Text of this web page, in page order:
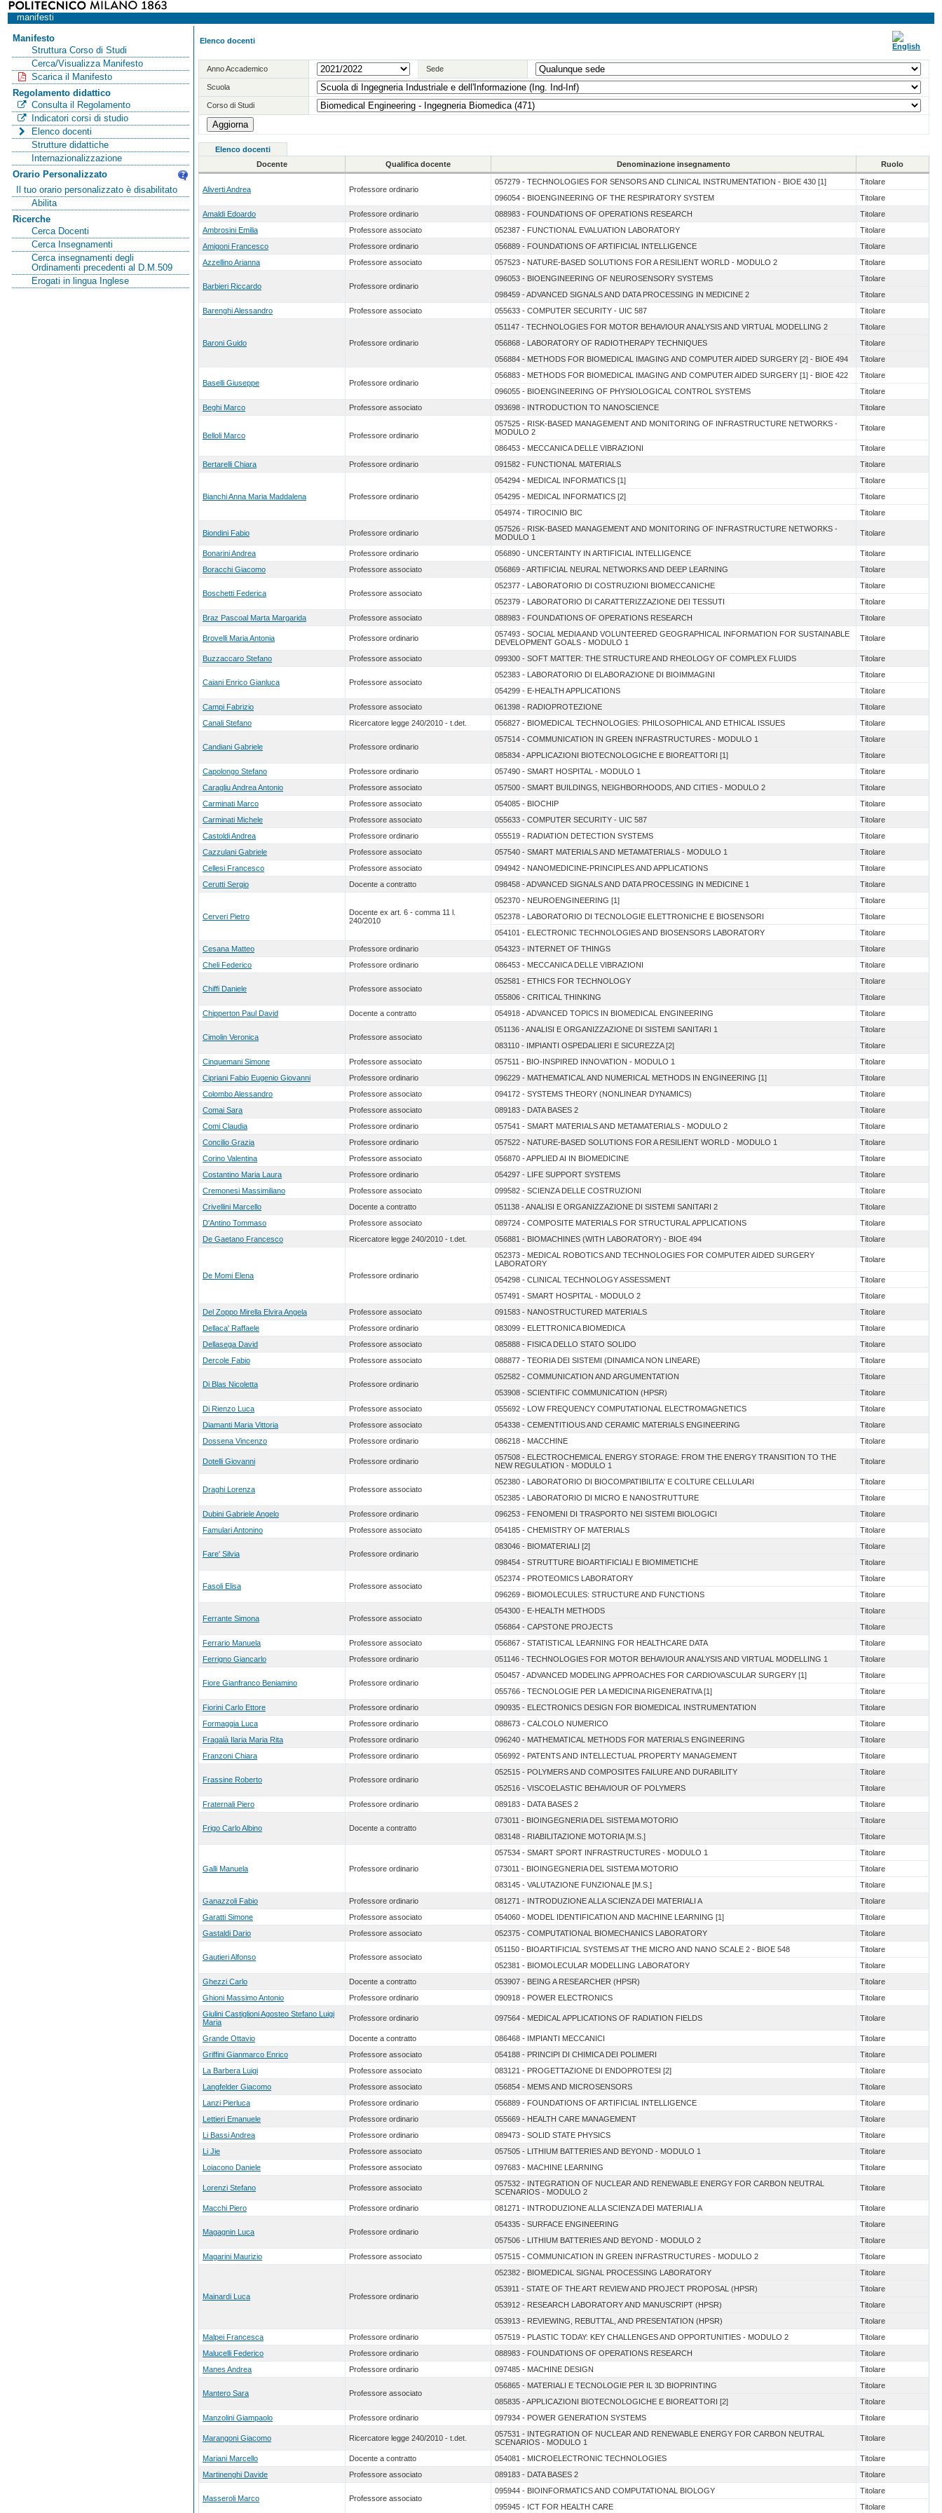
manifesti
Manifesto
Struttura Corso di Studi
Cerca/Visualizza Manifesto
Scarica il Manifesto
Regolamento didattico
Consulta il Regolamento
Indicatori corsi di studio
Elenco docenti
Strutture didattiche
Internazionalizzazione
Orario Personalizzato
Il tuo orario personalizzato è disabilitato
Abilita
Ricerche
Cerca Docenti
Cerca Insegnamenti
Cerca insegnamenti degli
Ordinamenti precedenti al D.M.509
Erogati in lingua Inglese
Elenco docenti
Anno Accademico Sede
Scuola
Corso di Studi
Elenco docenti
Docente
Qualifica docente Denominazione insegnamento Ruolo
Aliverti Andrea Professore ordinario
057279 - TECHNOLOGIES FOR SENSORS AND CLINICAL INSTRUMENTATION - BIOE 430 [1]
Titolare
096054 - BIOENGINEERING OF THE RESPIRATORY SYSTEM
Titolare
Amaldi Edoardo
Professore ordinario 088983 - FOUNDATIONS OF OPERATIONS RESEARCH
Titolare
Ambrosini Emilia
Professore associato 052387 - FUNCTIONAL EVALUATION LABORATORY
Titolare
Amigoni Francesco
Professore ordinario 056889 - FOUNDATIONS OF ARTIFICIAL INTELLIGENCE
Titolare
Azzellino Arianna
Professore associato 057523 - NATURE-BASED SOLUTIONS FOR A RESILIENT WORLD - MODULO 2 Titolare
Barbieri Riccardo Professore ordinario
096053 - BIOENGINEERING OF NEUROSENSORY SYSTEMS
Titolare
098459 - ADVANCED SIGNALS AND DATA PROCESSING IN MEDICINE 2
Titolare
Barenghi Alessandro
Professore associato 055633 - COMPUTER SECURITY - UIC 587 Titolare
Baroni Guido Professore ordinario
051147 - TECHNOLOGIES FOR MOTOR BEHAVIOUR ANALYSIS AND VIRTUAL MODELLING 2
Titolare
056868 - LABORATORY OF RADIOTHERAPY TECHNIQUES
Titolare
056884 - METHODS FOR BIOMEDICAL IMAGING AND COMPUTER AIDED SURGERY [2] - BIOE 494
Titolare
Baselli Giuseppe Professore ordinario
056883 - METHODS FOR BIOMEDICAL IMAGING AND COMPUTER AIDED SURGERY [1] - BIOE 422
Titolare
096055 - BIOENGINEERING OF PHYSIOLOGICAL CONTROL SYSTEMS
Titolare
Beghi Marco
Professore associato 093698 - INTRODUCTION TO NANOSCIENCE Titolare
Belloli Marco Professore ordinario
057525 - RISK-BASED MANAGEMENT AND MONITORING OF INFRASTRUCTURE NETWORKS -
MODULO 2
Titolare
086453 - MECCANICA DELLE VIBRAZIONI
Titolare
Bertarelli Chiara
Professore ordinario 091582 - FUNCTIONAL MATERIALS Titolare
Bianchi Anna Maria Maddalena Professore ordinario
054294 - MEDICAL INFORMATICS [1]
Titolare
054295 - MEDICAL INFORMATICS [2]
Titolare
054974 - TIROCINIO BIC
Titolare
Biondini Fabio Professore ordinario
057526 - RISK-BASED MANAGEMENT AND MONITORING OF INFRASTRUCTURE NETWORKS -
MODULO 1
Titolare
Bonarini Andrea Professore ordinario 056890 - UNCERTAINTY IN ARTIFICIAL INTELLIGENCE
Titolare
Boracchi Giacomo
Professore associato 056869 - ARTIFICIAL NEURAL NETWORKS AND DEEP LEARNING Titolare
Boschetti Federica Professore associato
052377 - LABORATORIO DI COSTRUZIONI BIOMECCANICHE
Titolare
052379 - LABORATORIO DI CARATTERIZZAZIONE DEI TESSUTI
Titolare
Braz Pascoal Marta Margarida
Professore associato 088983 - FOUNDATIONS OF OPERATIONS RESEARCH Titolare
Brovelli Maria Antonia Professore ordinario
057493 - SOCIAL MEDIA AND VOLUNTEERED GEOGRAPHICAL INFORMATION FOR SUSTAINABLE
DEVELOPMENT GOALS - MODULO 1
Titolare
Buzzaccaro Stefano Professore associato 099300 - SOFT MATTER: THE STRUCTURE AND RHEOLOGY OF COMPLEX FLUIDS Titolare
Caiani Enrico Gianluca Professore associato
052383 - LABORATORIO DI ELABORAZIONE DI BIOIMMAGINI
Titolare
054299 - E-HEALTH APPLICATIONS
Titolare
Campi Fabrizio
Professore associato 061398 - RADIOPROTEZIONE
Titolare
Canali Stefano
Ricercatore legge 240/2010 - t.det. 056827 - BIOMEDICAL TECHNOLOGIES: PHILOSOPHICAL AND ETHICAL ISSUES Titolare
Candiani Gabriele Professore ordinario
057514 - COMMUNICATION IN GREEN INFRASTRUCTURES - MODULO 1
Titolare
085834 - APPLICAZIONI BIOTECNOLOGICHE E BIOREATTORI [1]
Titolare
Capolongo Stefano
Professore ordinario 057490 - SMART HOSPITAL - MODULO 1
Titolare
Caragliu Andrea Antonio
Professore associato 057500 - SMART BUILDINGS, NEIGHBORHOODS, AND CITIES - MODULO 2
Titolare
Carminati Marco
Professore associato 054085 - BIOCHIP
Titolare
Carminati Michele
Professore associato 055633 - COMPUTER SECURITY - UIC 587
Titolare
Castoldi Andrea
Professore ordinario 055519 - RADIATION DETECTION SYSTEMS
Titolare
Cazzulani Gabriele
Professore associato 057540 - SMART MATERIALS AND METAMATERIALS - MODULO 1
Titolare
Cellesi Francesco
Professore associato 094942 - NANOMEDICINE-PRINCIPLES AND APPLICATIONS
Titolare
Cerutti Sergio
Docente a contratto 098458 - ADVANCED SIGNALS AND DATA PROCESSING IN MEDICINE 1 Titolare
Cerveri Pietro
Docente ex art. 6 - comma 11 l.
240/2010
052370 - NEUROENGINEERING [1]
Titolare
052378 - LABORATORIO DI TECNOLOGIE ELETTRONICHE E BIOSENSORI
Titolare
054101 - ELECTRONIC TECHNOLOGIES AND BIOSENSORS LABORATORY
Titolare
Cesana Matteo
Professore ordinario 054323 - INTERNET OF THINGS
Titolare
Cheli Federico
Professore ordinario 086453 - MECCANICA DELLE VIBRAZIONI Titolare
Chiffi Daniele Professore associato
052581 - ETHICS FOR TECHNOLOGY
Titolare
055806 - CRITICAL THINKING
Titolare
Chipperton Paul David
Docente a contratto 054918 - ADVANCED TOPICS IN BIOMEDICAL ENGINEERING Titolare
Cimolin Veronica Professore associato
051136 - ANALISI E ORGANIZZAZIONE DI SISTEMI SANITARI 1
Titolare
083110 - IMPIANTI OSPEDALIERI E SICUREZZA [2]
Titolare
Cinquemani Simone
Professore associato 057511 - BIO-INSPIRED INNOVATION - MODULO 1
Titolare
Cipriani Fabio Eugenio Giovanni
Professore ordinario 096229 - MATHEMATICAL AND NUMERICAL METHODS IN ENGINEERING [1]
Titolare
Colombo Alessandro
Professore associato 094172 - SYSTEMS THEORY (NONLINEAR DYNAMICS)
Titolare
Comai Sara
Professore associato 089183 - DATA BASES 2
Titolare
Comi Claudia
Professore ordinario 057541 - SMART MATERIALS AND METAMATERIALS - MODULO 2
Titolare
Concilio Grazia
Professore ordinario 057522 - NATURE-BASED SOLUTIONS FOR A RESILIENT WORLD - MODULO 1
Titolare
Corino Valentina
Professore associato 056870 - APPLIED AI IN BIOMEDICINE
Titolare
Costantino Maria Laura
Professore ordinario 054297 - LIFE SUPPORT SYSTEMS
Titolare
Cremonesi Massimiliano
Professore associato 099582 - SCIENZA DELLE COSTRUZIONI
Titolare
Crivellini Marcello
Docente a contratto 051138 - ANALISI E ORGANIZZAZIONE DI SISTEMI SANITARI 2
Titolare
D'Antino Tommaso
Professore associato 089724 - COMPOSITE MATERIALS FOR STRUCTURAL APPLICATIONS
Titolare
De Gaetano Francesco
Ricercatore legge 240/2010 - t.det. 056881 - BIOMACHINES (WITH LABORATORY) - BIOE 494 Titolare
De Momi Elena Professore ordinario
052373 - MEDICAL ROBOTICS AND TECHNOLOGIES FOR COMPUTER AIDED SURGERY
LABORATORY
Titolare
054298 - CLINICAL TECHNOLOGY ASSESSMENT
Titolare
057491 - SMART HOSPITAL - MODULO 2
Titolare
Del Zoppo Mirella Elvira Angela
Professore associato 091583 - NANOSTRUCTURED MATERIALS
Titolare
Dellaca' Raffaele
Professore ordinario 083099 - ELETTRONICA BIOMEDICA
Titolare
Dellasega David
Professore associato 085888 - FISICA DELLO STATO SOLIDO
Titolare
Dercole Fabio
Professore associato 088877 - TEORIA DEI SISTEMI (DINAMICA NON LINEARE) Titolare
Di Blas Nicoletta Professore ordinario
052582 - COMMUNICATION AND ARGUMENTATION
Titolare
053908 - SCIENTIFIC COMMUNICATION (HPSR)
Titolare
Di Rienzo Luca
Professore associato 055692 - LOW FREQUENCY COMPUTATIONAL ELECTROMAGNETICS
Titolare
Diamanti Maria Vittoria
Professore associato 054338 - CEMENTITIOUS AND CERAMIC MATERIALS ENGINEERING
Titolare
Dossena Vincenzo
Professore ordinario 086218 - MACCHINE Titolare
Dotelli Giovanni Professore ordinario
057508 - ELECTROCHEMICAL ENERGY STORAGE: FROM THE ENERGY TRANSITION TO THE
NEW REGULATION - MODULO 1
Titolare
Draghi Lorenza Professore associato
052380 - LABORATORIO DI BIOCOMPATIBILITA' E COLTURE CELLULARI
Titolare
052385 - LABORATORIO DI MICRO E NANOSTRUTTURE
Titolare
Dubini Gabriele Angelo
Professore ordinario 096253 - FENOMENI DI TRASPORTO NEI SISTEMI BIOLOGICI
Titolare
Famulari Antonino
Professore associato 054185 - CHEMISTRY OF MATERIALS Titolare
Fare' Silvia Professore ordinario
083046 - BIOMATERIALI [2]
Titolare
098454 - STRUTTURE BIOARTIFICIALI E BIOMIMETICHE
Titolare
Fasoli Elisa Professore associato
052374 - PROTEOMICS LABORATORY
Titolare
096269 - BIOMOLECULES: STRUCTURE AND FUNCTIONS
Titolare
Ferrante Simona Professore associato
054300 - E-HEALTH METHODS
Titolare
056864 - CAPSTONE PROJECTS
Titolare
Ferrario Manuela
Professore associato 056867 - STATISTICAL LEARNING FOR HEALTHCARE DATA
Titolare
Ferrigno Giancarlo
Professore ordinario 051146 - TECHNOLOGIES FOR MOTOR BEHAVIOUR ANALYSIS AND VIRTUAL MODELLING 1 Titolare
Fiore Gianfranco Beniamino Professore ordinario
050457 - ADVANCED MODELING APPROACHES FOR CARDIOVASCULAR SURGERY [1]
Titolare
055766 - TECNOLOGIE PER LA MEDICINA RIGENERATIVA [1]
Titolare
Fiorini Carlo Ettore
Professore ordinario 090935 - ELECTRONICS DESIGN FOR BIOMEDICAL INSTRUMENTATION
Titolare
Formaggia Luca
Professore ordinario 088673 - CALCOLO NUMERICO
Titolare
Fragalà Ilaria Maria Rita
Professore ordinario 096240 - MATHEMATICAL METHODS FOR MATERIALS ENGINEERING
Titolare
Franzoni Chiara
Professore ordinario 056992 - PATENTS AND INTELLECTUAL PROPERTY MANAGEMENT Titolare
Frassine Roberto Professore ordinario
052515 - POLYMERS AND COMPOSITES FAILURE AND DURABILITY
Titolare
052516 - VISCOELASTIC BEHAVIOUR OF POLYMERS
Titolare
Fraternali Piero
Professore ordinario 089183 - DATA BASES 2 Titolare
Frigo Carlo Albino Docente a contratto
073011 - BIOINGEGNERIA DEL SISTEMA MOTORIO
Titolare
083148 - RIABILITAZIONE MOTORIA [M.S.]
Titolare
Galli Manuela Professore ordinario
057534 - SMART SPORT INFRASTRUCTURES - MODULO 1
Titolare
073011 - BIOINGEGNERIA DEL SISTEMA MOTORIO
Titolare
083145 - VALUTAZIONE FUNZIONALE [M.S.]
Titolare
Ganazzoli Fabio
Professore ordinario 081271 - INTRODUZIONE ALLA SCIENZA DEI MATERIALI A
Titolare
Garatti Simone
Professore associato 054060 - MODEL IDENTIFICATION AND MACHINE LEARNING [1]
Titolare
Gastaldi Dario
Professore associato 052375 - COMPUTATIONAL BIOMECHANICS LABORATORY Titolare
Gautieri Alfonso Professore associato
051150 - BIOARTIFICIAL SYSTEMS AT THE MICRO AND NANO SCALE 2 - BIOE 548
Titolare
052381 - BIOMOLECULAR MODELLING LABORATORY
Titolare
Ghezzi Carlo
Docente a contratto 053907 - BEING A RESEARCHER (HPSR)
Titolare
Ghioni Massimo Antonio
Professore ordinario 090918 - POWER ELECTRONICS
Titolare
Giulini Castiglioni Agosteo Stefano Luigi
Maria
Professore ordinario 097564 - MEDICAL APPLICATIONS OF RADIATION FIELDS Titolare
Grande Ottavio Docente a contratto 086468 - IMPIANTI MECCANICI
Titolare
Griffini Gianmarco Enrico
Professore associato 054188 - PRINCIPI DI CHIMICA DEI POLIMERI
Titolare
La Barbera Luigi
Professore associato 083121 - PROGETTAZIONE DI ENDOPROTESI [2]
Titolare
Langfelder Giacomo
Professore associato 056854 - MEMS AND MICROSENSORS
Titolare
Lanzi Pierluca
Professore ordinario 056889 - FOUNDATIONS OF ARTIFICIAL INTELLIGENCE
Titolare
Lettieri Emanuele
Professore ordinario 055669 - HEALTH CARE MANAGEMENT
Titolare
Li Bassi Andrea
Professore ordinario 089473 - SOLID STATE PHYSICS
Titolare
Li Jie
Professore associato 057505 - LITHIUM BATTERIES AND BEYOND - MODULO 1
Titolare
Loiacono Daniele
Professore associato 097683 - MACHINE LEARNING Titolare
Lorenzi Stefano Professore associato
057532 - INTEGRATION OF NUCLEAR AND RENEWABLE ENERGY FOR CARBON NEUTRAL
SCENARIOS - MODULO 2
Titolare
Macchi Piero Professore ordinario 081271 - INTRODUZIONE ALLA SCIENZA DEI MATERIALI A Titolare
Magagnin Luca Professore ordinario
054335 - SURFACE ENGINEERING
Titolare
057506 - LITHIUM BATTERIES AND BEYOND - MODULO 2
Titolare
Magarini Maurizio
Professore associato 057515 - COMMUNICATION IN GREEN INFRASTRUCTURES - MODULO 2 Titolare
Mainardi Luca Professore ordinario
052382 - BIOMEDICAL SIGNAL PROCESSING LABORATORY
Titolare
053911 - STATE OF THE ART REVIEW AND PROJECT PROPOSAL (HPSR)
Titolare
053912 - RESEARCH LABORATORY AND MANUSCRIPT (HPSR)
Titolare
053913 - REVIEWING, REBUTTAL, AND PRESENTATION (HPSR)
Titolare
Malpei Francesca
Professore ordinario 057519 - PLASTIC TODAY: KEY CHALLENGES AND OPPORTUNITIES - MODULO 2
Titolare
Malucelli Federico
Professore ordinario 088983 - FOUNDATIONS OF OPERATIONS RESEARCH
Titolare
Manes Andrea
Professore ordinario 097485 - MACHINE DESIGN Titolare
Mantero Sara Professore associato
056865 - MATERIALI E TECNOLOGIE PER IL 3D BIOPRINTING
Titolare
085835 - APPLICAZIONI BIOTECNOLOGICHE E BIOREATTORI [2]
Titolare
Manzolini Giampaolo
Professore ordinario 097934 - POWER GENERATION SYSTEMS Titolare
Marangoni Giacomo Ricercatore legge 240/2010 - t.det.
057531 - INTEGRATION OF NUCLEAR AND RENEWABLE ENERGY FOR CARBON NEUTRAL
SCENARIOS - MODULO 1
Titolare
Mariani Marcello Docente a contratto 054081 - MICROELECTRONIC TECHNOLOGIES
Titolare
Martinenghi Davide
Professore associato 089183 - DATA BASES 2 Titolare
Masseroli Marco Professore associato
095944 - BIOINFORMATICS AND COMPUTATIONAL BIOLOGY
Titolare
095945 - ICT FOR HEALTH CARE
Titolare